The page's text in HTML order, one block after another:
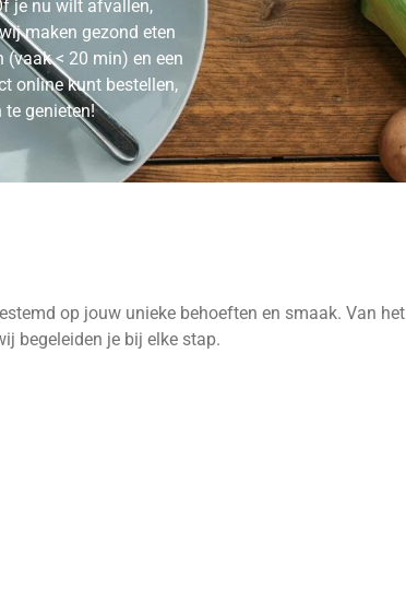
je nu wilt afvallen,
maken gezond eten
< 20 min) en een
online kunt bestellen,
te genieten!
op jouw unieke behoeften en smaak. Van het
begeleiden je bij elke stap.